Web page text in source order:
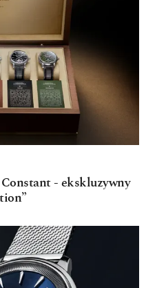
- ekskluzywny